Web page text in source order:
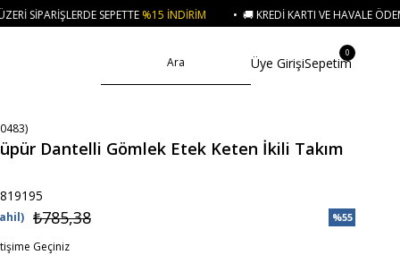
%15 İNDIRIM • 🚚 KREDI KARTI VE HAVALE ÖDEMELERINIZDE 750₺
Üye GirişiSepetim
0
Dantelli Gömlek Etek Keten İkili Takım
%55
₺785,38
Geçiniz